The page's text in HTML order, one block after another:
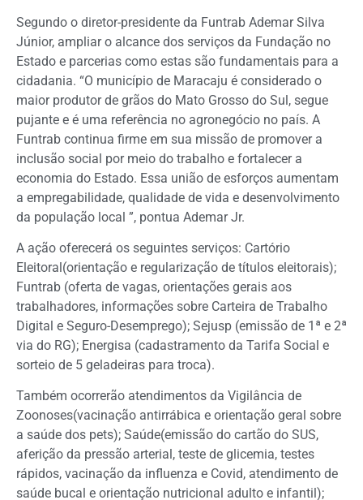
Segundo o diretor-presidente da Funtrab Ademar Silva
Júnior, ampliar o alcance dos serviços da Fundação no
Estado e parcerias como estas são fundamentais para a
cidadania. “O município de Maracaju é considerado o
maior produtor de grãos do Mato Grosso do Sul, segue
pujante e é uma referência no agronegócio no país. A
Funtrab continua firme em sua missão de promover a
inclusão social por meio do trabalho e fortalecer a
economia do Estado. Essa união de esforços aumentam
a empregabilidade, qualidade de vida e desenvolvimento
da população local ”, pontua Ademar Jr.
A ação oferecerá os seguintes serviços: Cartório
Eleitoral(orientação e regularização de títulos eleitorais);
Funtrab (oferta de vagas, orientações gerais aos
trabalhadores, informações sobre Carteira de Trabalho
Digital e Seguro-Desemprego); Sejusp (emissão de 1ª e 2ª
via do RG); Energisa (cadastramento da Tarifa Social e
sorteio de 5 geladeiras para troca).
Também ocorrerão atendimentos da Vigilância de
Zoonoses(vacinação antirrábica e orientação geral sobre
a saúde dos pets); Saúde(emissão do cartão do SUS,
aferição da pressão arterial, teste de glicemia, testes
rápidos, vacinação da influenza e Covid, atendimento de
saúde bucal e orientação nutricional adulto e infantil);